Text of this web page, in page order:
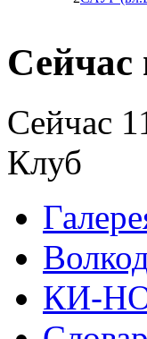
Сейчас
Сейчас
Клуб
КИ-